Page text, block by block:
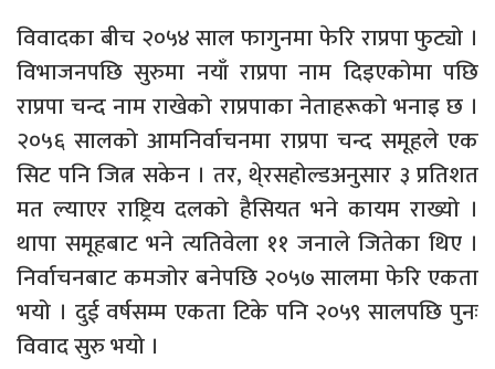
विवादका बीच २०५४ साल फागुनमा फेरि राप्रपा फुट्यो ।
विभाजनपछि सुरुमा नयाँ राप्रपा नाम दिइएकोमा पछि
राप्रपा चन्द नाम राखेको राप्रपाका नेताहरूको भनाइ छ ।
२०५६ सालको आमनिर्वाचनमा राप्रपा चन्द समूहले एक
सिट पनि जित्न सकेन । तर, थे्रसहोल्डअनुसार ३ प्रतिशत
मत ल्याएर राष्ट्रिय दलको हैसियत भने कायम राख्यो ।
थापा समूहबाट भने त्यतिवेला ११ जनाले जितेका थिए ।
निर्वाचनबाट कमजोर बनेपछि २०५७ सालमा फेरि एकता
भयो । दुई वर्षसम्म एकता टिके पनि २०५९ सालपछि पुनः
विवाद सुरु भयो ।